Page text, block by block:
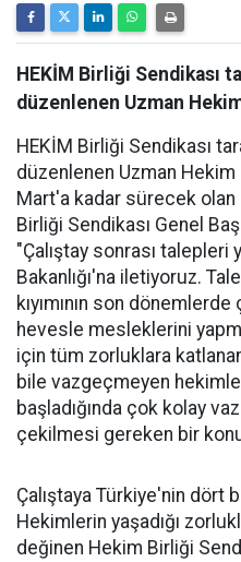
HEKİM Birliği Sendikası
düzenlenen Uzman
HEKİM Birliği Sendikası
düzenlenen Uzman Hekim
Mart'a kadar sürecek olan
Birliği Sendikası Genel
"Çalıştay sonrası
Bakanlığı'na iletiyoruz.
kıyımının son
hevesle mesleklerini
için tüm zorluklara
bile vazgeçmeyen
başladığında çok kolay
çekilmesi gereken bir
Çalıştaya Türkiye'nin dört
Hekimlerin yaşadığı
değinen Hekim Birliği